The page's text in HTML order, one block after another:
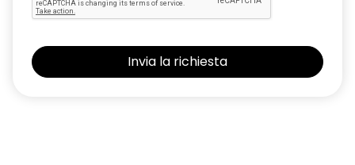
limitatore di velocità a 180 km/h
maniglie in tinta carrozzeria